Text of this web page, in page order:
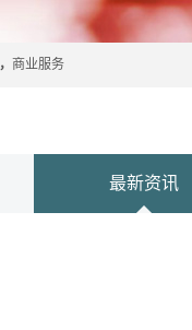
， 商业服务
最新资讯